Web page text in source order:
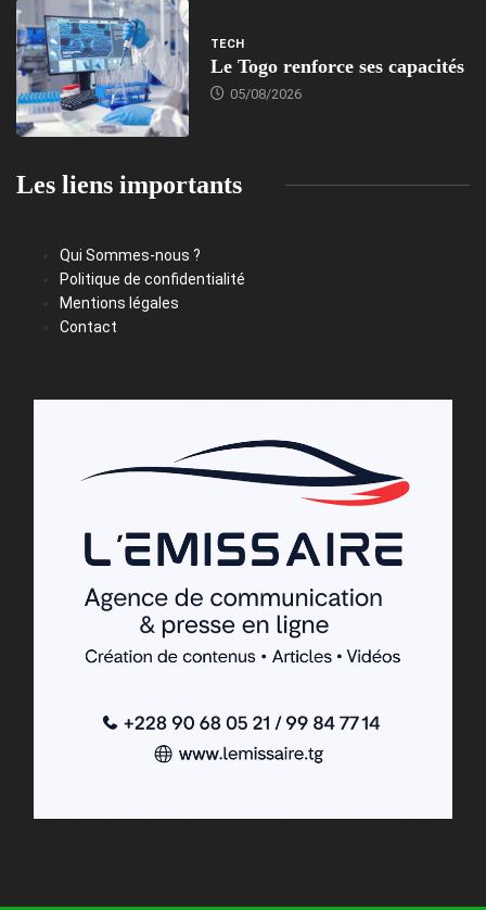
TECH
Le Togo renforce ses capacités
05/08/2026
Les liens importants
Qui Sommes-nous ?
Politique de confidentialité
Mentions légales
Contact